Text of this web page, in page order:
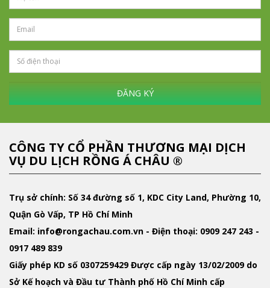
ĐĂNG KÝ
CÔNG TY CỔ PHẦN THƯƠNG MẠI DỊCH
VỤ DU LỊCH RỒNG Á CHÂU ®
Trụ sở chính: Số 34 đường số 1, KDC City Land, Phường 10,
Quận Gò Vấp, TP Hồ Chí Minh
Email: info@rongachau.com.vn - Điện thoại: 0909 247 243 -
0917 489 839
Giấy phép KD số 0307259429 Được cấp ngày 13/02/2009 do
Sở Kế hoạch và Đầu tư Thành phố Hồ Chí Minh cấp